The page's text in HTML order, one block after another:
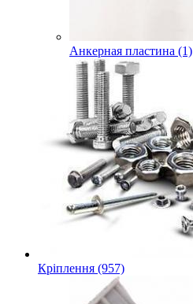
Анкерная пластина (1)
Кріплення (957)